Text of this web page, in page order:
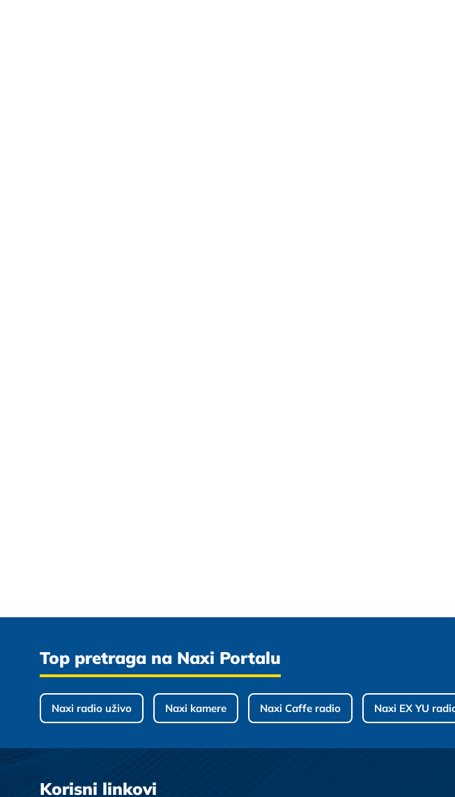
Top pretraga na Naxi Portalu
Naxi radio uživo Naxi kamere Naxi Caffe radio Naxi EX YU
Korisni linkovi